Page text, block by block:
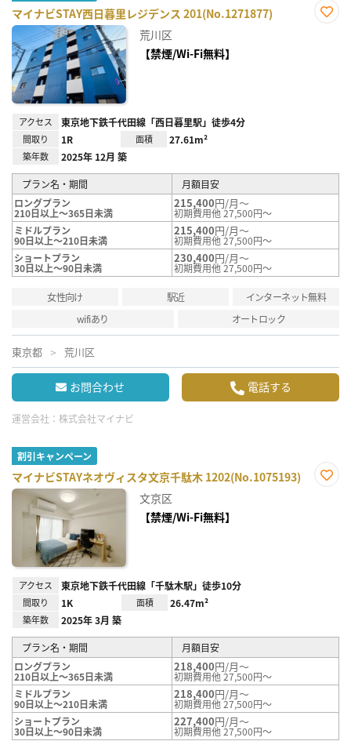
マイナビSTAY西日暮里レジデンス 201(No.1271877)
荒川区
【禁煙/Wi-Fi無料】
アクセス 東京地下鉄千代田線「西日暮里駅」徒歩4分
間取り 1R 面積 27.61m²
築年数 2025年 12月 築
プラン名・期間
月額目安
ロングプラン
210日以上～365日未満
215,400円/月～
初期費用他 27,500円～
ミドルプラン
90日以上～210日未満
215,400円/月～
初期費用他 27,500円～
ショートプラン
30日以上～90日未満
230,400円/月～
初期費用他 27,500円～
女性向け 駅近
インターネット無料
wifiあり
オートロック
東京都 荒川区
お問合わせ 電話する
運営会社： 株式会社マイナビ
割引キャンペーン
マイナビSTAYネオヴィスタ文京千駄木 1202(No.1075193)
文京区
【禁煙/Wi-Fi無料】
アクセス 東京地下鉄千代田線「千駄木駅」徒歩10分
間取り 1K 面積 26.47m²
築年数 2025年 3月 築
プラン名・期間
月額目安
ロングプラン
210日以上～365日未満
218,400円/月～
初期費用他 27,500円～
ミドルプラン
90日以上～210日未満
218,400円/月～
初期費用他 27,500円～
ショートプラン
30日以上～90日未満
227,400円/月～
初期費用他 27,500円～